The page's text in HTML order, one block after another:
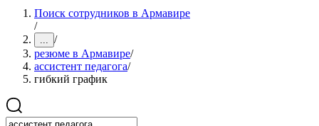
Поиск сотрудников в Армавире
/
... /
резюме в Армавире/
ассистент педагога/
гибкий график